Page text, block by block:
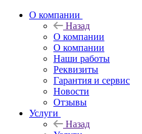
O компании
Назад
O компании
О компании
Наши работы
Реквизиты
Гарантия и сервис
Новости
Отзывы
Услуги
Назад